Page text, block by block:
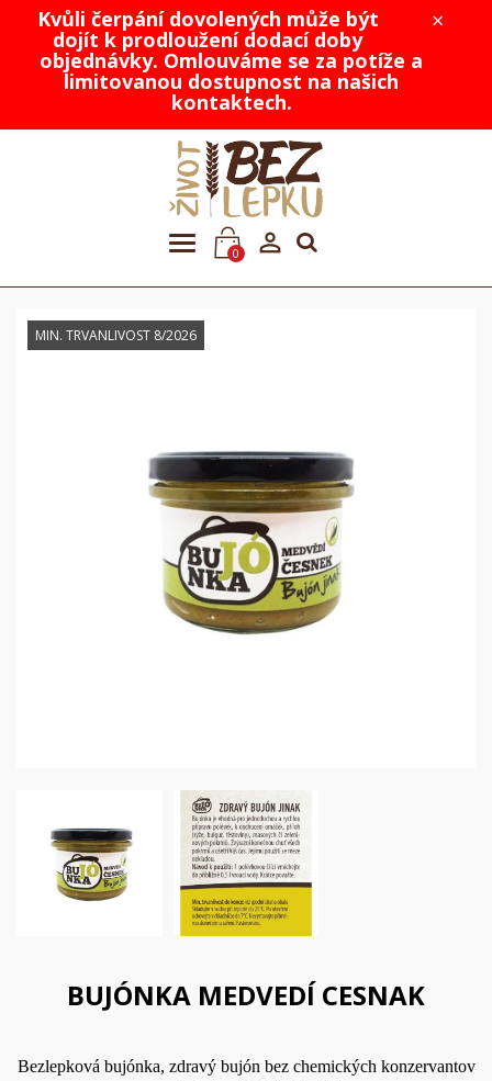
×
Kvůli čerpání dovolených může být
dojít k prodloužení dodací doby
objednávky. Omlouváme se za potíže a
limitovanou dostupnost na našich
kontaktech.
0 
MIN. TRVANLIVOST 8/2026
BUJÓNKA MEDVEDÍ CESNAK
Bezlepková bujónka, zdravý bujón bez chemických konzervantov